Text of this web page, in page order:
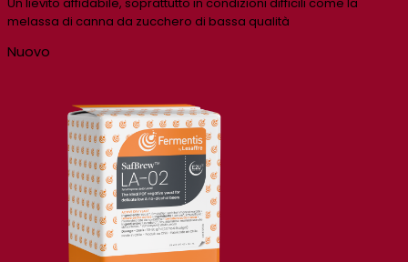
melassa di canna da zucchero di bassa qualità
Nuovo